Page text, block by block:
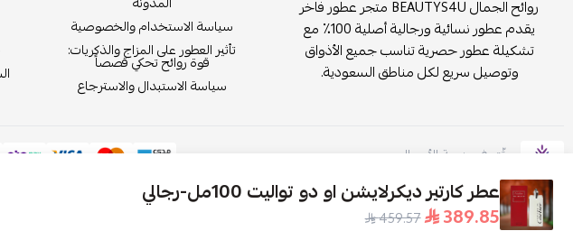
عطر كارتير ديكرلايشن او دو تواليت 100مل-رجالي
389.85
459.57
روائح الجمال BEAUTYS4U متجر عطور فاخر
يقدم عطور نسائية ورجالية أصلية 100٪ مع
تشكيلة عطور حصرية تناسب جميع الأذواق
وتوصيل سريع لكل مناطق السعودية.
سياسة الاستخدام والخصوصية
تأثير العطور على المزاج والذكريات:
قوة روائح تحكي قصصاً
سياسة الاستبدال والاسترجاع
موثّق في منصة الأعمال